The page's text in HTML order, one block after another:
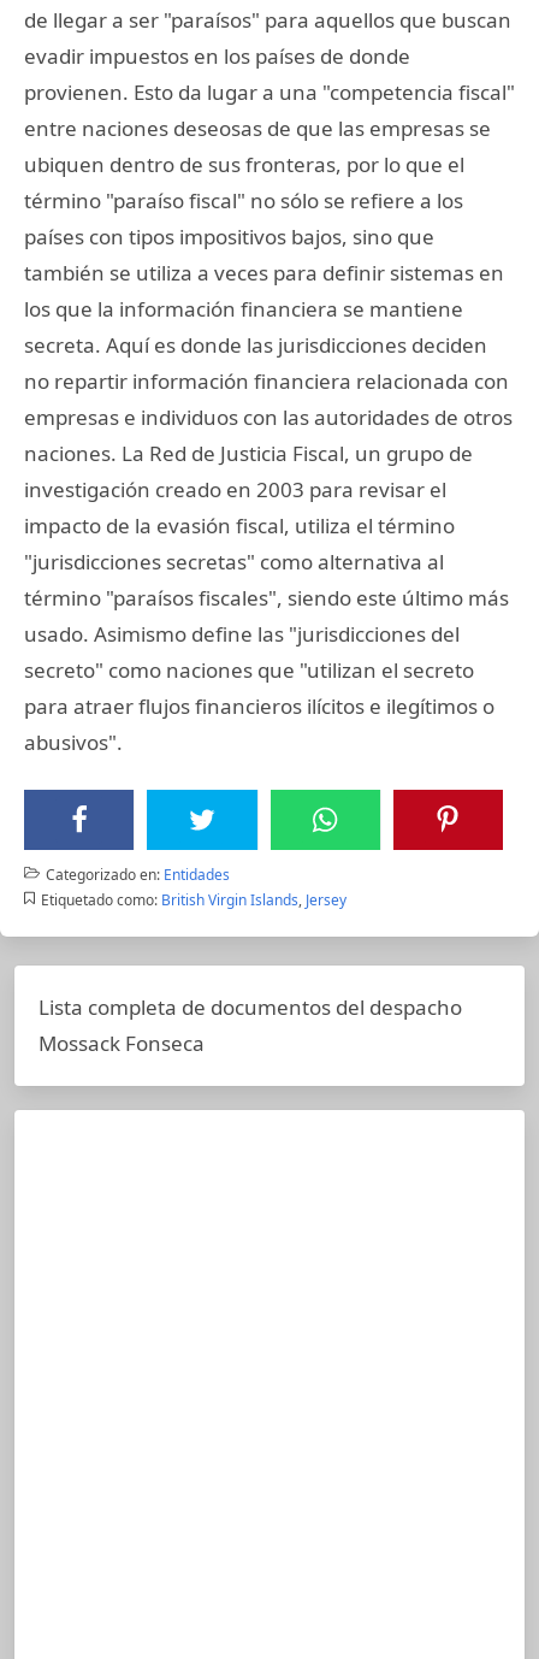
de llegar a ser "paraísos" para aquellos que buscan
evadir impuestos en los países de donde
provienen. Esto da lugar a una "competencia fiscal"
entre naciones deseosas de que las empresas se
ubiquen dentro de sus fronteras, por lo que el
término "paraíso fiscal" no sólo se refiere a los
países con tipos impositivos bajos, sino que
también se utiliza a veces para definir sistemas en
los que la información financiera se mantiene
secreta. Aquí es donde las jurisdicciones deciden
no repartir información financiera relacionada con
empresas e individuos con las autoridades de otros
naciones. La Red de Justicia Fiscal, un grupo de
investigación creado en 2003 para revisar el
impacto de la evasión fiscal, utiliza el término
"jurisdicciones secretas" como alternativa al
término "paraísos fiscales", siendo este último más
usado. Asimismo define las "jurisdicciones del
secreto" como naciones que "utilizan el secreto
para atraer flujos financieros ilícitos e ilegítimos o
abusivos".
Categorizado en: Entidades
Etiquetado como: British Virgin Islands, Jersey
Lista completa de documentos del despacho
Mossack Fonseca